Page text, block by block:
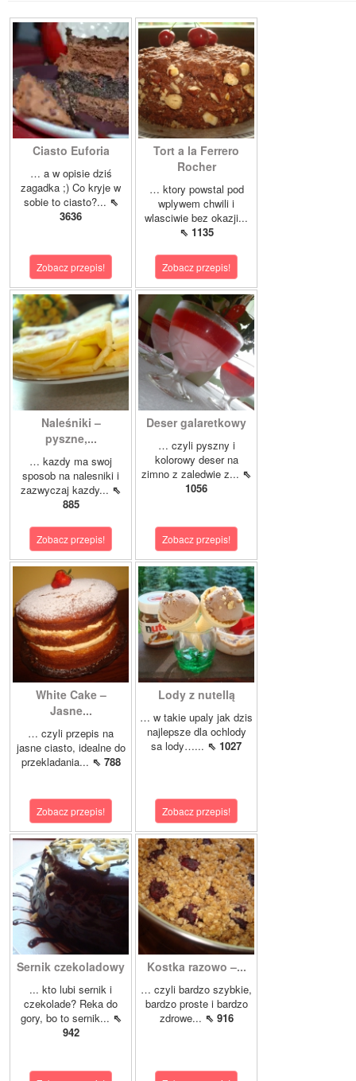
Ciasto Euforia
… a w opisie dziś
zagadka ;) Co kryje w
sobie to ciasto?... ⇖
3636
Zobacz przepis!
Tort a la Ferrero
Rocher
… ktory powstal pod
wplywem chwili i
wlasciwie bez okazji...
⇖ 1135
Zobacz przepis!
Naleśniki –
pyszne,...
… kazdy ma swoj
sposob na nalesniki i
zazwyczaj kazdy... ⇖
885
Zobacz przepis!
Deser galaretkowy
… czyli pyszny i
kolorowy deser na
zimno z zaledwie z... ⇖
1056
Zobacz przepis!
White Cake –
Jasne...
… czyli przepis na
jasne ciasto, idealne do
przekladania... ⇖ 788
Zobacz przepis!
Lody z nutellą
… w takie upaly jak dzis
najlepsze dla ochlody
sa lody…... ⇖ 1027
Zobacz przepis!
Sernik czekoladowy
... kto lubi sernik i
czekolade? Reka do
gory, bo to sernik... ⇖
942
Kostka razowo –...
… czyli bardzo szybkie,
bardzo proste i bardzo
zdrowe... ⇖ 916